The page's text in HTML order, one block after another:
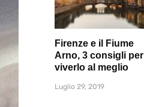
Firenze e il Fiume
Arno, 3 consigli per
viverlo al meglio
Luglio 29, 2019